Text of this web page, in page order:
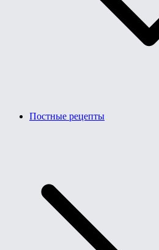
Постные рецепты